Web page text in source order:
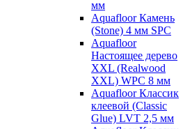
мм
Aquafloor Камень
(Stone) 4 мм SPC
Aquafloor
Настоящее дерево
XXL (Realwood
XXL) WPC 8 мм
Aquafloor Классик
клеевой (Classic
Glue) LVT 2,5 мм